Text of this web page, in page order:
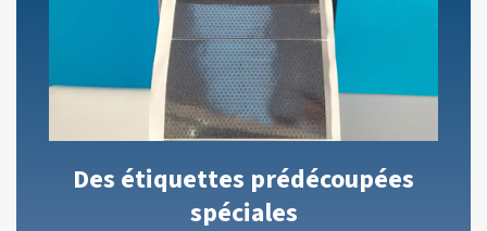
Des étiquettes prédécoupées
spéciales